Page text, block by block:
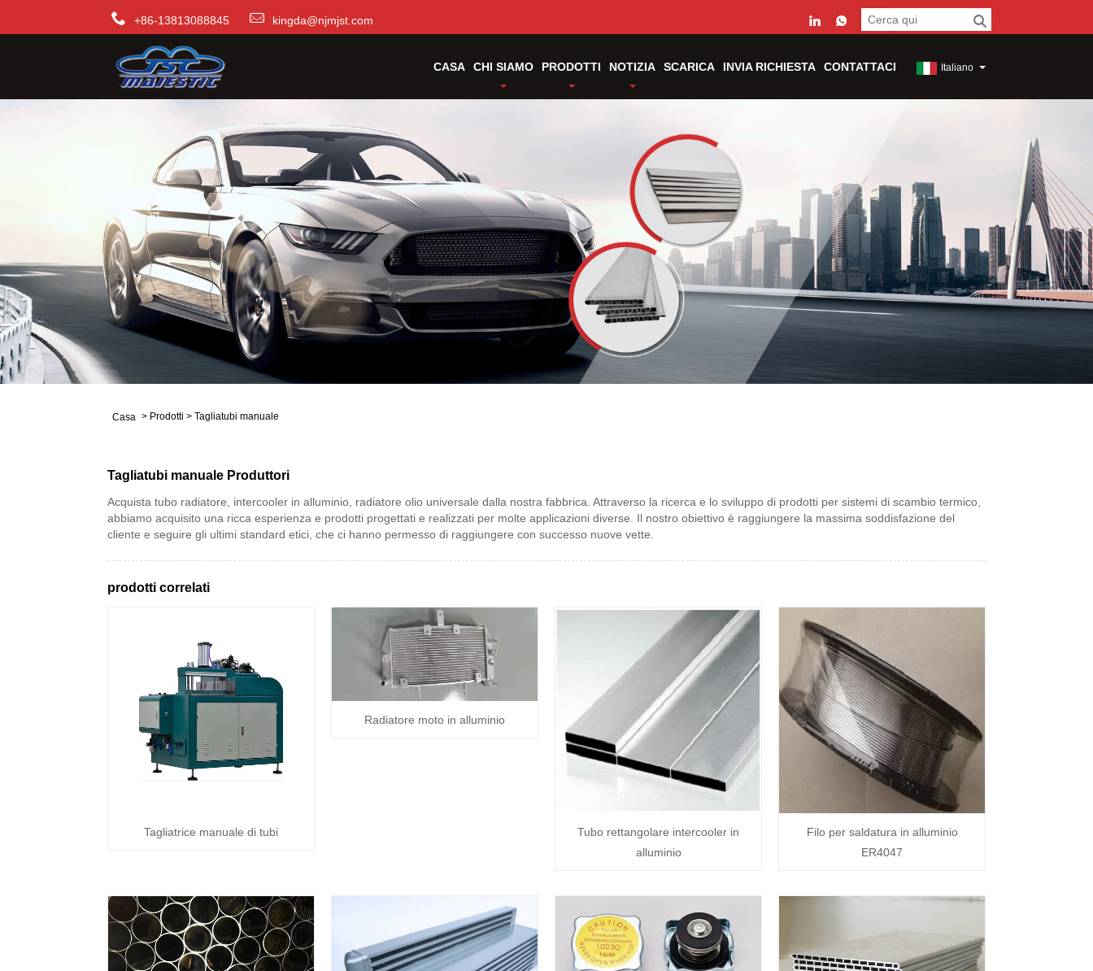
+86-13813088845 kingda@njmjst.com
CASA CHI SIAMO PRODOTTI NOTIZIA SCARICA INVIA RICHIESTA CONTATTACI Italiano
Casa > Prodotti > Tagliatubi manuale
Tagliatubi manuale Produttori
Acquista tubo radiatore, intercooler in alluminio, radiatore olio universale dalla nostra fabbrica. Attraverso la ricerca e lo sviluppo di prodotti per sistemi di scambio termico,
abbiamo acquisito una ricca esperienza e prodotti progettati e realizzati per molte applicazioni diverse. Il nostro obiettivo è raggiungere la massima soddisfazione del
cliente e seguire gli ultimi standard etici, che ci hanno permesso di raggiungere con successo nuove vette.
prodotti correlati
Tagliatrice manuale di tubi
Radiatore moto in alluminio
Tubo rettangolare intercooler in
alluminio
Filo per saldatura in alluminio
ER4047